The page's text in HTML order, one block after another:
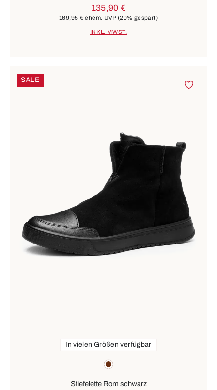
135,90 €
169,95 € ehem. UVP(20% gespart)
INKL. MWST.
SALE
braun
In vielen Größen verfügbar
Stiefelette Rom schwarz